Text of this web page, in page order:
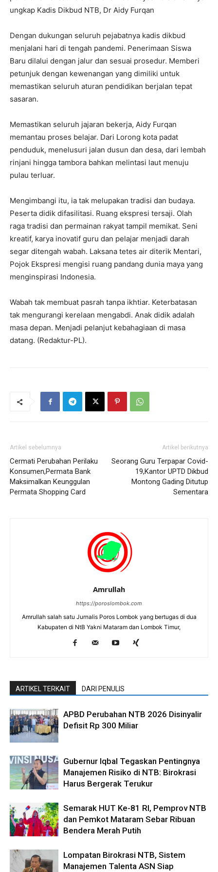
ungkap Kadis Dikbud NTB, Dr Aidy Furqan
Dengan dukungan seluruh pejabatnya kadis dikbud
menjalani hari di tengah pandemi. Penerimaan Siswa
Baru dilalui dengan jalur dan sesuai prosedur. Memberi
petunjuk dengan kewenangan yang dimiliki untuk
memastikan seluruh aturan pendidikan berjalan tepat
sasaran.
Memastikan seluruh jajaran bekerja, Aidy Furqan
memantau proses belajar. Dari Lorong kota padat
penduduk, menelusuri jalan dusun dan desa, dari lembah
rinjani hingga tambora bahkan melintasi laut menuju
pulau terluar.
Mengimbangi itu, ia tak melupakan tradisi dan budaya.
Peserta didik difasilitasi. Ruang ekspresi tersaji. Olah
raga tradisi dan permainan rakyat tampil memikat. Seni
kreatif, karya inovatif guru dan pelajar menjadi darah
segar ditengah wabah. Laksana tetes air diterik Mentari,
Pojok Ekspresi mengisi ruang pandang dunia maya yang
menginspirasi Indonesia.
Wabah tak membuat pasrah tanpa ikhtiar. Keterbatasan
tak mengurangi kerelaan mengabdi. Anak didik adalah
masa depan. Menjadi pelanjut kebahagiaan di masa
datang. (Redaktur-PL).
Artikel sebelumnya
Cermati Perubahan Perilaku
Konsumen,Permata Bank
Maksimalkan Keunggulan
Permata Shopping Card
Artikel berikutnya
Seorang Guru Terpapar Covid-
19,Kantor UPTD Dikbud
Montong Gading Ditutup
Sementara
Amrullah
https://poroslombok.com
Amrullah salah satu Jurnalis Poros Lombok yang bertugas di dua
Kabupaten di NtB Yakni Mataram dan Lombok Timur,
ARTIKEL TERKAIT DARI PENULIS
APBD Perubahan NTB 2026 Disinyalir
Defisit Rp 300 Miliar
Gubernur Iqbal Tegaskan Pentingnya
Manajemen Risiko di NTB: Birokrasi
Harus Bergerak Terukur
Semarak HUT Ke-81 RI, Pemprov NTB
dan Pemkot Mataram Sebar Ribuan
Bendera Merah Putih
Lompatan Birokrasi NTB, Sistem
Manajemen Talenta ASN Siap